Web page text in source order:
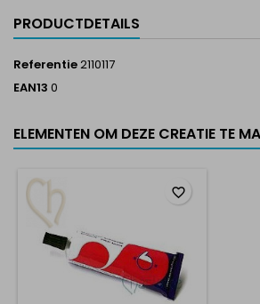
PRODUCTDETAILS
Referentie2110117
EAN13 0
ELEMENTEN OM DEZE CREATIE TE
favorite_border